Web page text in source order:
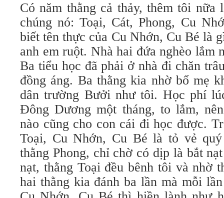
Có năm thằng cả thảy, thêm tôi nữa
chúng nó: Toại, Cát, Phong, Cu
biết tên thực của Cu Nhớn, Cu Bé là
anh em ruột. Nhà hai đứa nghèo lắm
Ba tiểu học đã phải ở nhà đi chăn
đồng áng. Ba thằng kia nhờ bố mẹ
dân trường Bưởi như tôi. Học phí
Đông Dương một tháng, to lắm,
nào cũng cho con cái đi học được.
Toại, Cu Nhớn, Cu Bé là tỏ vẻ
thằng Phong, chỉ chờ có dịp là bắt
nạt, thằng Toại đều bênh tôi và nhờ
hai thằng kia đánh ba lần mà mỗi